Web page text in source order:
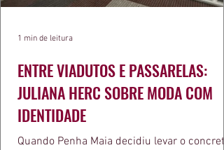
ENTRE VIADUTOS E PASSARELAS:
JULIANA HERC SOBRE MODA COM
IDENTIDADE
Quando Penha Maia decidiu levar o concreto
1 min de leitura